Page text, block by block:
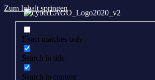
Zum Inhalt springen
Exact matches only
Search in title
Search in content